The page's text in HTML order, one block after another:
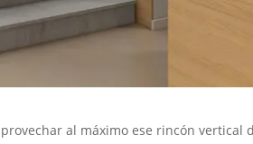
al máximo ese rincón vertical